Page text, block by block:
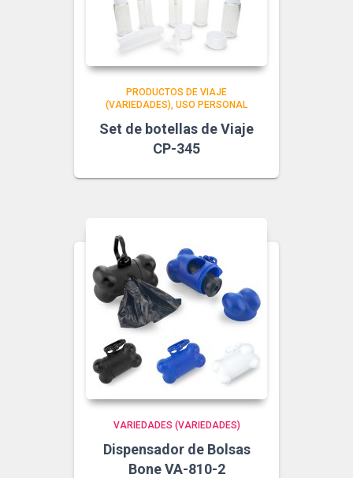
PRODUCTOS DE VIAJE
(VARIEDADES) USO PERSONAL
Set de botellas de Viaje
CP-345
VARIEDADES (VARIEDADES)
Dispensador de Bolsas
Bone VA-810-2